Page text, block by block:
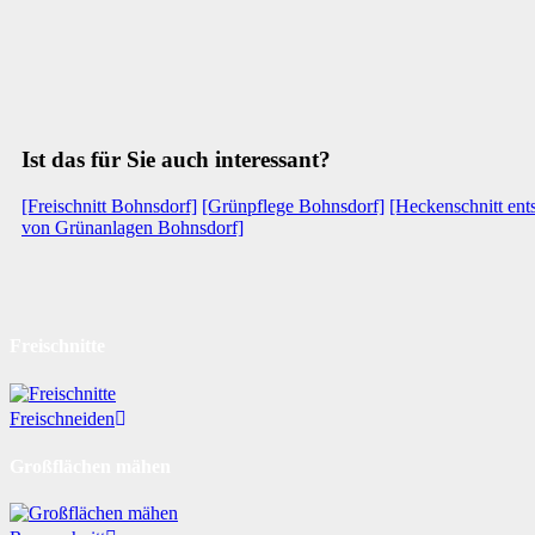
Ist das für Sie auch interessant?
[Freischnitt Bohnsdorf] [Grünpflege Bohnsdorf] [Heckenschnitt
von Grünanlagen Bohnsdorf]
Freischneiden